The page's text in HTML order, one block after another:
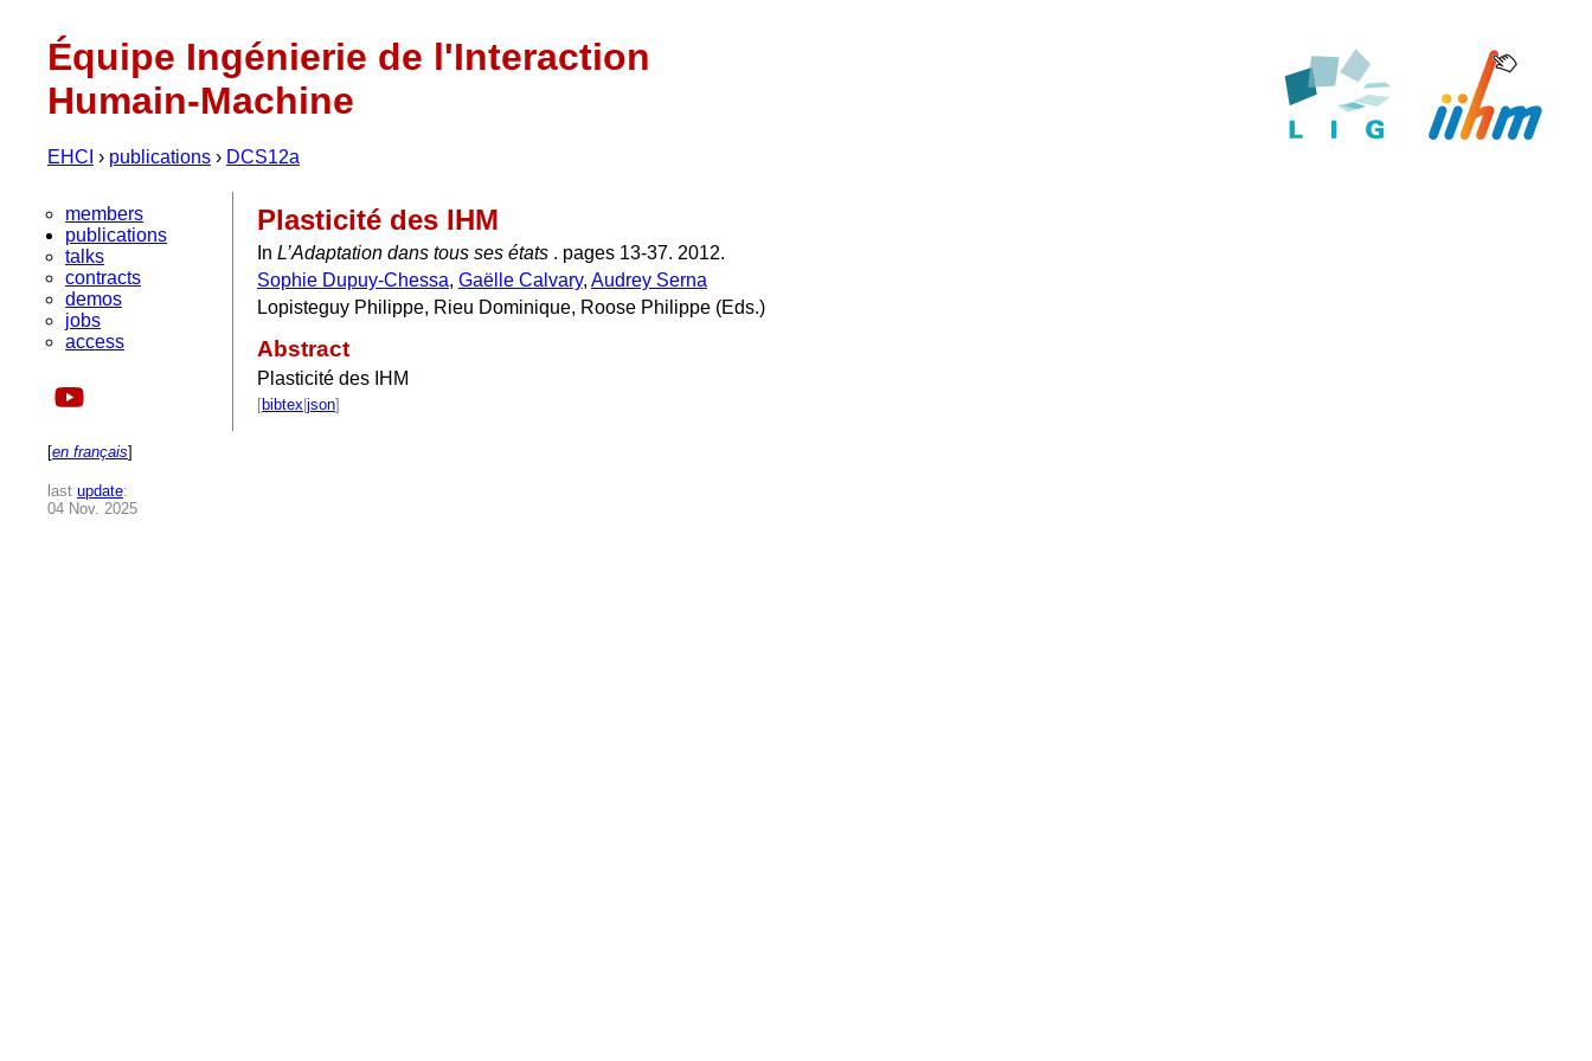
Équipe Ingénierie de l'Interaction
Humain-Machine
EHCI › publications › DCS12a
members
publications
talks
contracts
demos
jobs
access
[en français]
last update:
04 Nov. 2025
Plasticité des IHM
In L’Adaptation dans tous ses états . pages 13-37. 2012.
Sophie Dupuy-Chessa, Gaëlle Calvary, Audrey Serna
Lopisteguy Philippe, Rieu Dominique, Roose Philippe (Eds.)
Abstract
Plasticité des IHM
[bibtex json]